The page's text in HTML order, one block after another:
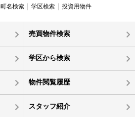
町名検索 学区検索 投資用物件
売買物件検索
学区から検索
物件閲覧履歴
スタッフ紹介